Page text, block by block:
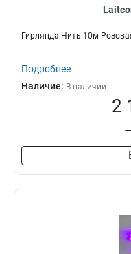
Гирлянда Нить 10м
Подробнее
Наличие: В наличии
2
–